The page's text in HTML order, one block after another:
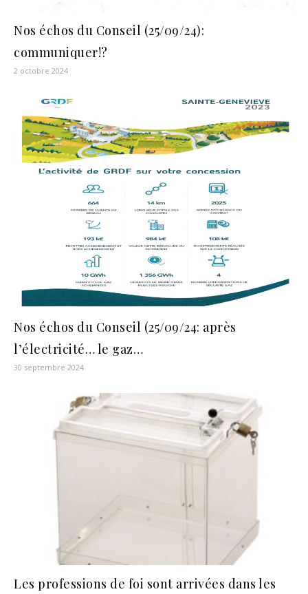
Nos échos du Conseil (25/09/24):
communiquer!?
2 octobre 2024
Nos échos du Conseil (25/09/24: après
l’électricité… le gaz…
30 septembre 2024
Les professions de foi sont arrivées dans les